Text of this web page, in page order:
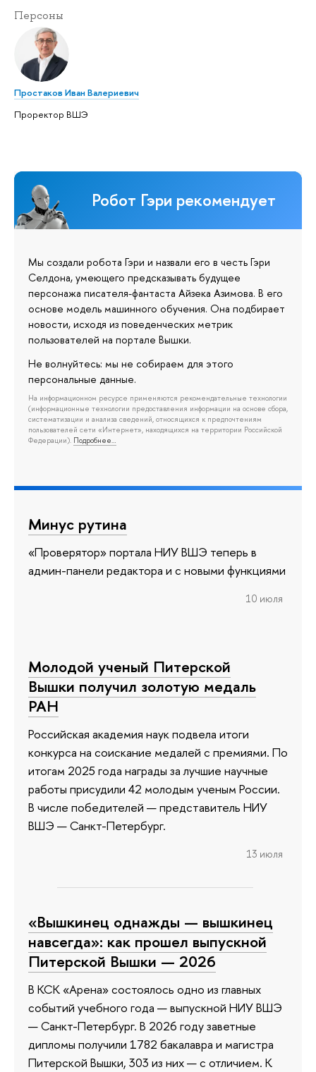
Персоны
Простаков Иван Валериевич
Проректор ВШЭ
Робот Гэри рекомендует
Мы создали робота Гэри и назвали его в честь Гэри
Селдона, умеющего предсказывать будущее
персонажа писателя-фантаста Айзека Азимова. В его
основе модель машинного обучения. Она подбирает
новости, исходя из поведенческих метрик
пользователей на портале Вышки.
Не волнуйтесь: мы не собираем для этого
персональные данные.
На информационном ресурсе применяются рекомендательные технологии
(информационные технологии предоставления информации на основе сбора,
систематизации и анализа сведений, относящихся к предпочтениям
пользователей сети «Интернет», находящихся на территории Российской
Федерации). Подробнее…
Минус рутина
«Проверятор» портала НИУ ВШЭ теперь в
админ-панели редактора и с новыми функциями
10 июля
Молодой ученый Питерской
Вышки получил золотую медаль
РАН
Российская академия наук подвела итоги
конкурса на соискание медалей с премиями. По
итогам 2025 года награды за лучшие научные
работы присудили 42 молодым ученым России.
В числе победителей — представитель НИУ
ВШЭ — Санкт-Петербург.
13 июля
«Вышкинец однажды — вышкинец
навсегда»: как прошел выпускной
Питерской Вышки — 2026
В КСК «Арена» состоялось одно из главных
событий учебного года — выпускной НИУ ВШЭ
— Санкт-Петербург. В 2026 году заветные
дипломы получили 1782 бакалавра и магистра
Питерской Вышки, 303 из них — с отличием. К